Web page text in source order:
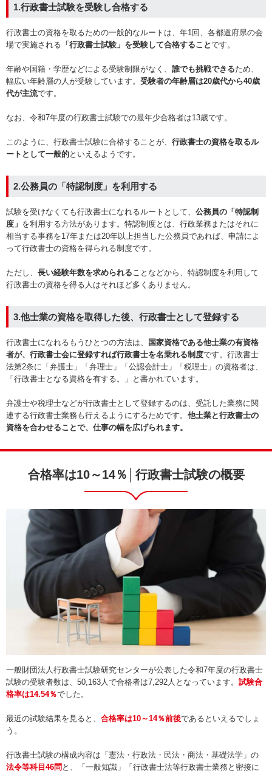
1.行政書士試験を受験し合格する
行政書士の資格を取るための一般的なルートは、年1回、各都道府県の会
場で実施される 「行政書士試験」を受験して合格することです。
年齢や国籍・学歴などによる受験制限がなく、 誰でも挑戦できるため、
幅広い年齢層の人が受験しています。 受験者の年齢層は20歳代から40歳
代が主流です。
なお、令和7年度の行政書士試験での最年少合格者は13歳です。
このように、行政書士試験に合格することが、 行政書士の資格を取るル
ートとして一般的といえるようです。
2.公務員の「特認制度」を利用する
試験を受けなくても行政書士になれるルートとして、 公務員の「特認制
度」 を利用する方法があります。特認制度とは、行政業務またはそれに
相当する事務を17年または20年以上担当した公務員であれば、申請によ
って行政書士の資格を得られる制度です。
ただし、 長い経験年数を求められる ことなどから、特認制度を利用して
行政書士の資格を得る人はそれほど多くありません。
3.他士業の資格を取得した後、行政書士として登録する
行政書士になれるもうひとつの方法は、 国家資格である他士業の有資格
者が、行政書士会に登録すれば行政書士を名乗れる制度です。行政書士
法第2条に「弁護士」「弁理士」「公認会計士」「税理士」の資格者は、
「行政書士となる資格を有する。」と書かれています。
弁護士や税理士などが行政書士として登録するのは、受託した業務に関
連する行政書士業務も行えるようにするためです。 他士業と行政書士の
資格を合わせることで、仕事の幅を広げられます。
合格率は10～14％│行政書士試験の概要
一般財団法人行政書士試験研究センターが公表した令和7年度の行政書士
試験の受験者数は、50,163人で合格者は7,292人となっています。 試験合
格率は14.54％でした。
最近の試験結果を見ると、 合格率は10～14％前後であるといえるでしょ
う。
行政書士試験の構成内容は「憲法・行政法・民法・商法・基礎法学」の
法令等科目46問 と、「一般知識」「行政書士法等行政書士業務と密接に